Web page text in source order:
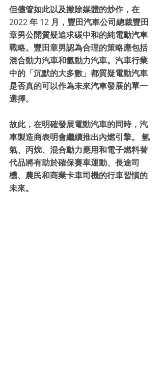
但儘管如此以及撇除媒體的炒作，在
2022 年 12 月，豐田汽車公司總裁豐田
章男公開質疑追求碳中和的純電動汽車
戰略。豐田章男認為合理的策略應包括
混合動力汽車和氫動力汽車。汽車行業
中的「沉默的大多數」都質疑電動汽車
是否真的可以作為未來汽車發展的單一
選擇。
故此，在明確發展電動汽車的同時，汽
車製造商表明會繼續推出內燃引擎。 氫
氣、丙烷、混合動力應用和電子燃料替
代品將有助於確保賽車運動、長途司
機、農民和商業卡車司機的行車習慣的
未來。